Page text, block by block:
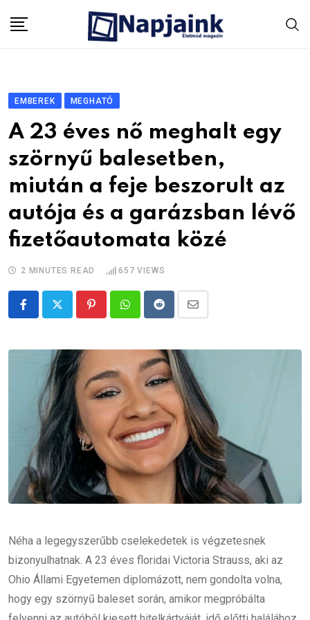
EMBEREK MEGHATÓ
A 23 éves nő meghalt egy
szörnyű balesetben,
miután a feje beszorult az
autója és a garázsban lévő
fizetőautomata közé
2 MINUTES READ 657 VIEWS
PinterestWhatsappRedditShare
Email
Néha a legegyszerűbb cselekedetek is végzetesnek
bizonyulhatnak. A 23 éves floridai Victoria Strauss, aki az
Ohio Állami Egyetemen diplomázott, nem gondolta volna,
hogy egy szörnyű baleset során, amikor megpróbálta